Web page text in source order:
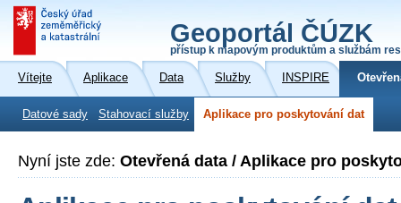
Geoportál ČÚZK
přístup k mapovým produktům a službám
Vítejte Aplikace Data Služby INSPIRE
Datové sady Stahovací služby Aplikace pro poskytování dat
Nyní jste zde: Otevřená data / Aplikace pro